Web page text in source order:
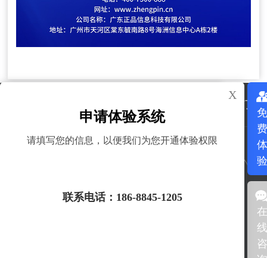
了解产品服务
X
免
费
体
验
在
线
咨
申请体验系统
请填写您的信息，以便我们为您开通体验权限
联系电话：186-8845-1205
关于我们
咨询电话：
产品&服务：